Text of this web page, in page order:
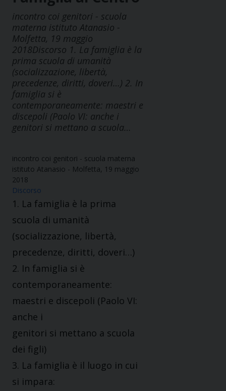
incontro coi genitori - scuola
materna istituto Atanasio -
Molfetta, 19 maggio
2018Discorso 1. La famiglia è la
prima scuola di umanità
(socializzazione, libertà,
precedenze, diritti, doveri…) 2. In
famiglia si è
contemporaneamente: maestri e
discepoli (Paolo VI: anche i
genitori si mettano a scuola…
incontro coi genitori - scuola materna
istituto Atanasio - Molfetta, 19 maggio
2018
Discorso
1. La famiglia è la prima
scuola di umanità
(socializzazione, libertà,
precedenze, diritti, doveri…)
2. In famiglia si è
contemporaneamente:
maestri e discepoli (Paolo VI:
anche i
genitori si mettano a scuola
dei figli)
3. La famiglia è il luogo in cui
si impara: